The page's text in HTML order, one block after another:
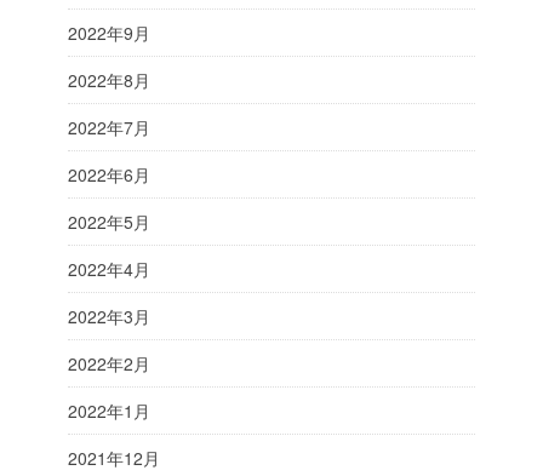
2022年9月
2022年8月
2022年7月
2022年6月
2022年5月
2022年4月
2022年3月
2022年2月
2022年1月
2021年12月